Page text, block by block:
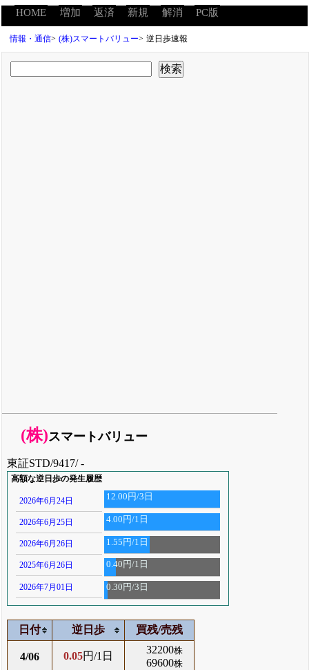
HOME 増加 返済 新規 解消 PC版
情報・通信> (株)スマートバリュー> 逆日歩速報
(株)スマートバリュー
東証STD/9417/ -
高額な逆日歩の発生履歴
2026年6月24日 12.00円/3日
2026年6月25日 4.00円/1日
2026年6月26日 1.55円/1日
2025年6月26日 0.40円/1日
2026年7月01日 0.30円/3日
日付 逆日歩 買残/売残
4/06 0.05円/1日
32200株
69600株